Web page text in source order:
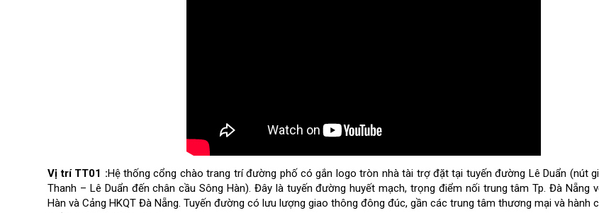
Vị trí TT01 :Hệ thống cổng chào trang trí đường phố có gắn logo tròn nhà tài trợ đặt tại tuyến đường Lê Duẩn (nút
Thanh – Lê Duẩn đến chân cầu Sông Hàn). Đây là tuyến đường huyết mạch, trọng điểm nối trung tâm Tp. Đà Nẵng
Hàn và Cảng HKQT Đà Nẵng. Tuyến đường có lưu lượng giao thông đông đúc, gần các trung tâm thương mại và hành